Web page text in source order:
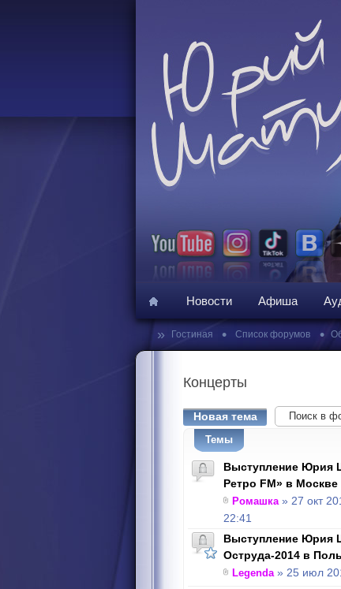
Новости Афиша
» Гостиная • Список форумов •
Концерты
Новая тема
Темы
Выступление Юрия
Ретро FM» в Москве
Ромашка» 27 окт
22:41
Выступление Юрия
Оструда-2014 в
Legenda» 25 июл